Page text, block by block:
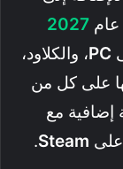
2027
PC، والكلاود،
على كل من
إضافية مع
على Steam
.